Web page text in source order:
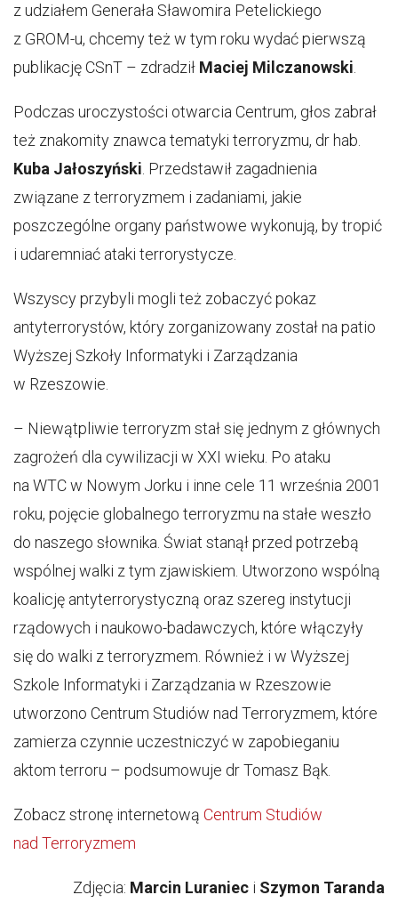
z udziałem Generała Sławomira Petelickiego
z GROM-u, chcemy też w tym roku wydać pierwszą
publikację CSnT – zdradził Maciej Milczanowski
Podczas uroczystości otwarcia Centrum, głos zabrał
też znakomity znawca tematyki terroryzmu, dr hab.
Kuba Jałoszyński . Przedstawił zagadnienia
związane z terroryzmem i zadaniami, jakie
poszczególne organy państwowe wykonują, by tropić
i udaremniać ataki terrorystycze.
Wszyscy przybyli mogli też zobaczyć pokaz
antyterrorystów, który zorganizowany został na patio
Wyższej Szkoły Informatyki i Zarządzania
w Rzeszowie.
– Niewątpliwie terroryzm stał się jednym z głównych
zagrożeń dla cywilizacji w XXI wieku. Po ataku
na WTC w Nowym Jorku i inne cele 11 września 2001
roku, pojęcie globalnego terroryzmu na stałe weszło
do naszego słownika. Świat stanął przed potrzebą
wspólnej walki z tym zjawiskiem. Utworzono wspólną
koalicję antyterrorystyczną oraz szereg instytucji
rządowych i naukowo-badawczych, które włączyły
się do walki z terroryzmem. Również i w Wyższej
Szkole Informatyki i Zarządzania w Rzeszowie
utworzono Centrum Studiów nad Terroryzmem, które
zamierza czynnie uczestniczyć w zapobieganiu
aktom terroru – podsumowuje dr Tomasz Bąk.
Zobacz stronę internetową Centrum Studiów
nad Terroryzmem
Zdjęcia: Marcin Luraniec i Szymon Taranda